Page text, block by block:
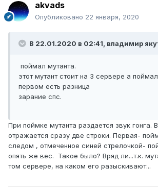
akvads
Опубликовано 22 января, 2020
В 22.01.2020 в 02:41, владимир
поймал мутанта.
этот мутант стоит на 3 сервере а
первом есть разница
зарание спс.
При поймке мутанта раздается звук гонга.
отражается сразу две строки. Первая-
следом , отмеченное синей стрелочкой-
опять же вес. Такое было? Вряд ли...т.к.
том сервере, на каком его разыскивают...